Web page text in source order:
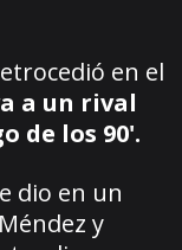
en el
a un rival
de los 90'.
dio en un
y